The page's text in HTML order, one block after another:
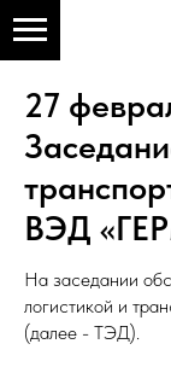
27
ВЭД
На заседании
логистикой и
(далее - ТЭД).